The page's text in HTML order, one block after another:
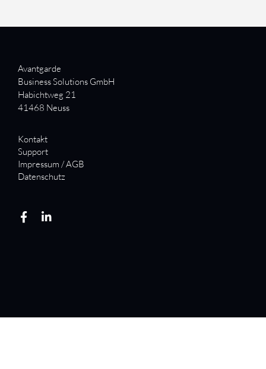
Avantgarde
Business Solutions GmbH
Habichtweg 21
41468 Neuss
Kontakt
Support
Impressum / AGB
Datenschutz